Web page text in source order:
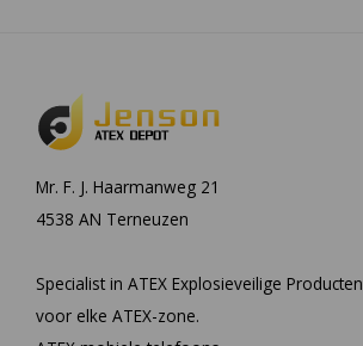
Mr. F. J. Haarmanweg 21
4538 AN Terneuzen
Specialist in ATEX Explosieveilige Producten
voor elke ATEX-zone.